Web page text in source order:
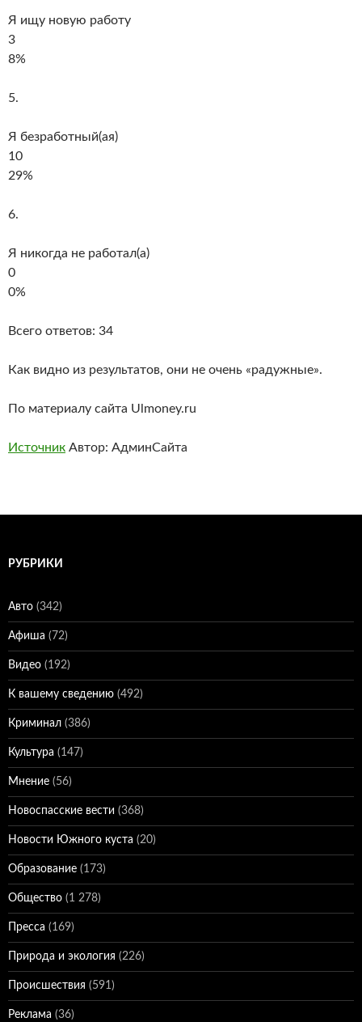
Я ищу новую работу
3
8%
5.
Я безработный(ая)
10
29%
6.
Я никогда не работал(а)
0
0%
Всего ответов: 34
Как видно из результатов, они не очень «радужные».
По материалу сайта Ulmoney.ru
Источник Автор: АдминСайта
РУБРИКИ
Авто (342)
Афиша (72)
Видео (192)
К вашему сведению (492)
Криминал (386)
Культура (147)
Мнение (56)
Новоспасские вести (368)
Новости Южного куста (20)
Образование (173)
Общество (1 278)
Пресса (169)
Природа и экология (226)
Происшествия (591)
Реклама (36)